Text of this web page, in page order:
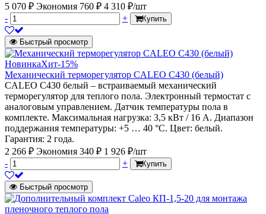
5 070 ₽ Экономия 760 ₽ 4 310 ₽/шт
-
+ Купить
Быстрый просмотр
НовинкаХит-15%
Механический терморегулятор CALEO С430 (белый)
CALEO C430 белый – встраиваемый механический
терморегулятор для теплого пола. Электронный термостат с
аналоговым управлением. Датчик температуры пола в
комплекте. Максимальная нагрузка: 3,5 кВт / 16 А. Диапазон
поддержания температуры: +5 … 40 °С. Цвет: белый.
Гарантия: 2 года.
2 266 ₽ Экономия 340 ₽ 1 926 ₽/шт
-
+ Купить
Быстрый просмотр